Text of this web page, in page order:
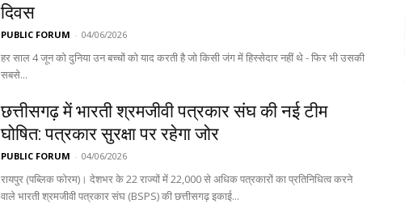
दिवस
PUBLIC FORUM - 04/06/2026
हर साल 4 जून को दुनिया उन बच्चों को याद करती है जो किसी जंग में हिस्सेदार नहीं थे - फिर भी उसकी
सबसे...
छत्तीसगढ़ में भारती श्रमजीवी पत्रकार संघ की नई टीम
घोषित: पत्रकार सुरक्षा पर रहेगा जोर
PUBLIC FORUM - 04/06/2026
रायपुर (पब्लिक फोरम)। देशभर के 22 राज्यों में 22,000 से अधिक पत्रकारों का प्रतिनिधित्व करने
वाले भारती श्रमजीवी पत्रकार संघ (BSPS) की छत्तीसगढ़ इकाई...